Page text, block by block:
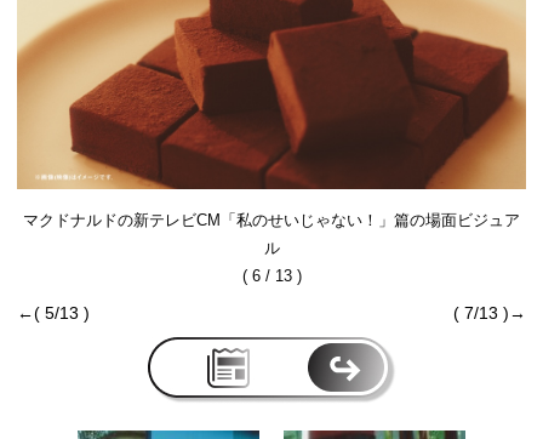
マクドナルドの新テレビCM「私のせいじゃない！」篇の場面ビジュア
ル
( 6 / 13 )
←( 5/13 ) ( 7/13 )→